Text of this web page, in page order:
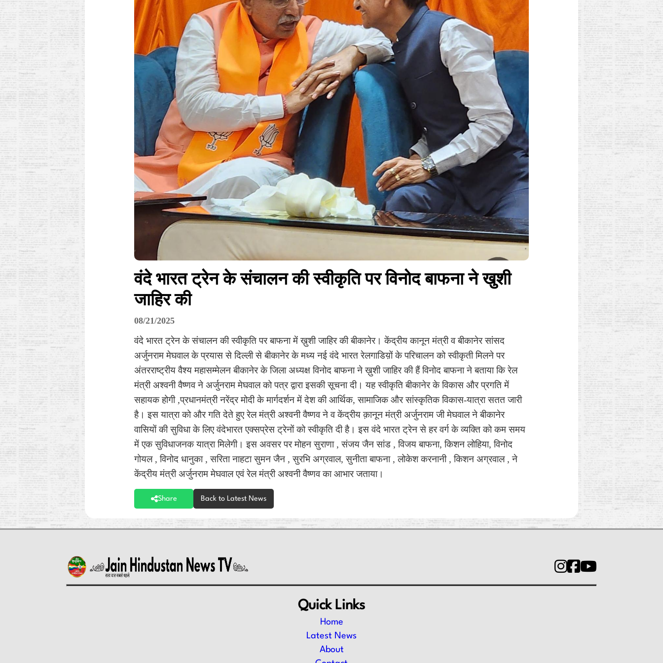
वंदे भारत ट्रेन के संचालन की स्वीकृति पर विनोद बाफना ने खुशी
जाहिर की
08/21/2025
वंदे भारत ट्रेन के संचालन की स्वीकृति पर बाफना में ख़ुशी जाहिर की बीकानेर। केंद्रीय कानून मंत्री व बीकानेर सांसद
अर्जुनराम मेघवाल के प्रयास से दिल्ली से बीकानेर के मध्य नई वंदे भारत रेलगाडिय़ों के परिचालन को स्वीकृती मिलने पर
अंतरराष्ट्रीय वैश्य महासम्मेलन बीकानेर के जिला अध्यक्ष विनोद बाफना ने ख़ुशी जाहिर की हैं विनोद बाफना ने बताया कि रेल
मंत्री अश्वनी वैष्णव ने अर्जुनराम मेघवाल को पत्र द्वारा इसकी सूचना दी। यह स्वीकृति बीकानेर के विकास और प्रगति में
सहायक होगी ,प्रधानमंत्री नरेंद्र मोदी के मार्गदर्शन में देश की आर्थिक, सामाजिक और सांस्कृतिक विकास-यात्रा सतत जारी
है। इस यात्रा को और गति देते हुए रेल मंत्री अश्वनी वैष्णव ने व केंद्रीय क़ानून मंत्री अर्जुनराम जी मेघवाल ने बीकानेर
वासियों की सुविधा के लिए वंदेभारत एक्सप्रेस ट्रेनों को स्वीकृति दी है। इस वंदे भारत ट्रेन से हर वर्ग के व्यक्ति को कम समय
में एक सुविधाजनक यात्रा मिलेगी। इस अवसर पर मोहन सुराणा , संजय जैन सांड , विजय बाफना, किशन लोहिया, विनोद
गोयल , विनोद धानुका , सरिता नाहटा सुमन जैन , सुरभि अग्रवाल, सुनीता बाफना , लोकेश करनानी , किशन अग्रवाल , ने
केंद्रीय मंत्री अर्जुनराम मेघवाल एवं रेल मंत्री अश्वनी वैष्णव का आभार जताया।
Share Back to Latest News
Quick Links
Home
Latest News
About